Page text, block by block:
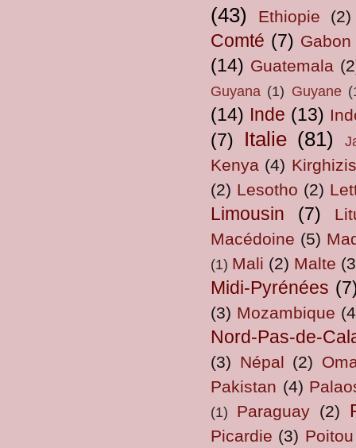
(43) Ethiopie (2)
Comté (7) Gabon
(14) Guatemala
Guyana (1) Guyane
(14) Inde (13)
(7) Italie (81)
Kenya (4)
(2) Lesotho (2)
Limousin (7)
Macédoine (5)
(1) Mali (2) Malte
Midi-Pyrénées
(3) Mozambique
Nord-Pas-de-
(3) Népal (2)
Pakistan (4)
(1) Paraguay (2)
Picardie (3)